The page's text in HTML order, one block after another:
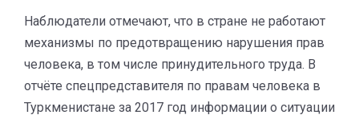
Наблюдатели отмечают, что в стране не работают
механизмы по предотвращению нарушения прав
человека, в том числе принудительного труда. В
отчёте спецпредставителя по правам человека в
Туркменистане за 2017 год информации о ситуации